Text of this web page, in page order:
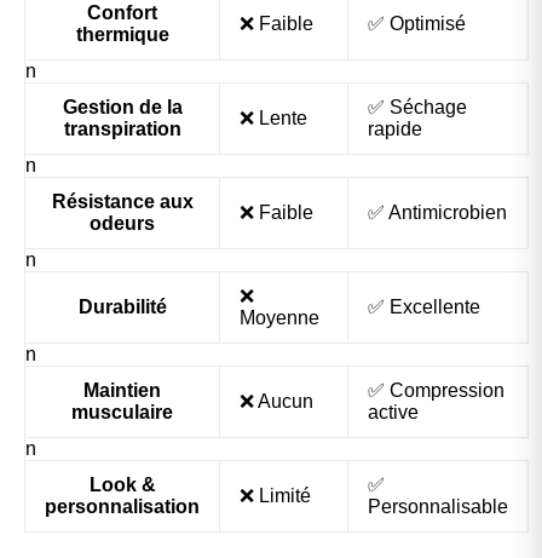
Confort
thermique
❌ Faible ✅ Optimisé
n
Gestion de la
transpiration
❌ Lente
✅ Séchage
rapide
n
Résistance aux
odeurs
❌ Faible ✅ Antimicrobien
n
Durabilité
❌
Moyenne
✅ Excellente
n
Maintien
musculaire
❌ Aucun
✅ Compression
active
n
Look &
personnalisation
❌ Limité
✅
Personnalisable